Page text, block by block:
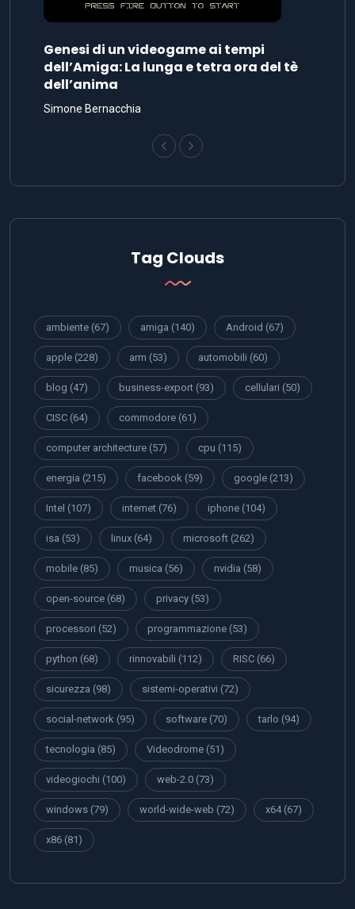
Genesi di un videogame ai tempi
dell’Amiga: La lunga e tetra ora del tè
dell’anima
Simone Bernacchia
Tag Clouds
ambiente (67) amiga (140) Android (67)
apple (228) arm (53) automobili (60)
blog (47) business-export (93) cellulari (50)
CISC (64) commodore (61)
computer architecture (57) cpu (115)
energia (215) facebook (59) google (213)
Intel (107) internet (76) iphone (104)
isa (53) linux (64) microsoft (262)
mobile (85) musica (56) nvidia (58)
open-source (68) privacy (53)
processori (52) programmazione (53)
python (68) rinnovabili (112) RISC (66)
sicurezza (98) sistemi-operativi (72)
social-network (95) software (70) tarlo (94)
tecnologia (85) Videodrome (51)
videogiochi (100) web-2.0 (73)
windows (79) world-wide-web (72) x64(67)
x86 (81)